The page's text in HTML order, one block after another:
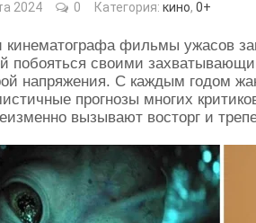
2024 0 Категория: кино, 0+
кинематографа фильмы ужасов
побояться своими
напряжения. С каждым годом
прогнозы многих
вызывают восторг и